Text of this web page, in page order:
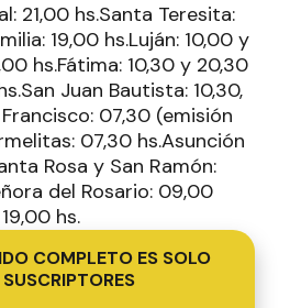
21,00 hs.Santa Teresita:
19,00 hs.Luján: 10,00 y
hs.Fátima: 10,30 y 20,30
Juan Bautista: 10,30,
07,30 (emisión
07,30 hs.Asunción
Rosa y San Ramón:
del Rosario: 09,00
hs.
COMPLETO ES SOLO